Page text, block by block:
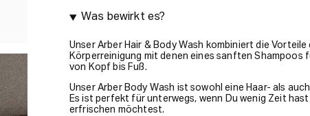
Was bewirkt es?
Unser Arber Hair & Body Wash kombiniert die
Körperreinigung mit denen eines sanften Shampoos
von Kopf bis Fuß.
Unser Arber Body Wash ist sowohl eine Haar- als
Es ist perfekt für unterwegs, wenn Du wenig Zeit
erfrischen möchtest.